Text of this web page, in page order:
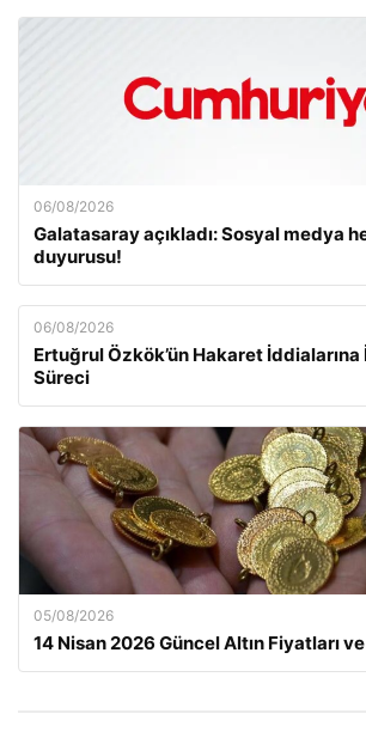
06/08/2026
Galatasaray açıkladı: Sosyal medya
duyurusu!
06/08/2026
Ertuğrul Özkök’ün Hakaret
Süreci
05/08/2026
14 Nisan 2026 Güncel Altın Fiyatları